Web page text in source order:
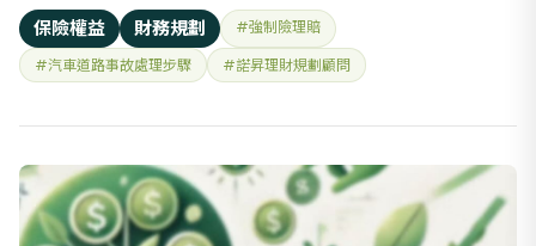
不宜搶快，剛畢業時騎機車上下班，常在通勤路上看到車禍，
時常幫忙報警或叫救護車處理，自己也因為別人下車沒有看後
方來車直接開車門，讓我摔了2次車，還好命大，後方沒有來
保險權益 財務規劃
#強制險理賠
#汽車道路事故處理步驟
#諾昇理財規劃顧問